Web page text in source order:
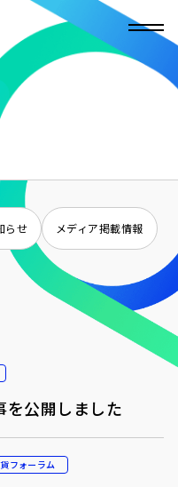
らせ メディア掲載情報
を公開しました
フォーラム